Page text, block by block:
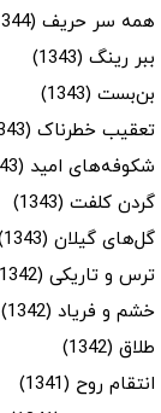
همه سر حریف (1344)
ببر رینگ (1343)
بن‌بست (1343)
تعقیب خطرناک (1343)
شکوفه‌های امید (1343)
گردن کلفت (1343)
گل‌های گیلان (1343)
ترس و تاریکی (1342)
خشم و فریاد (1342)
طلاق (1342)
انتقام روح (1341)